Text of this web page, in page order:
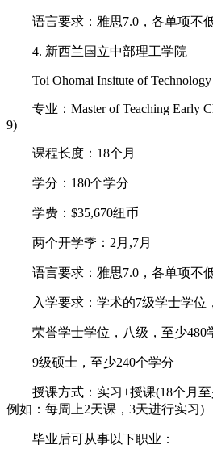
语言要求：雅思7.0，各单项不
4. 新西兰国立中部理工学院
Toi Ohomai Insitute of Technology
专业：Master of Teaching Early
9)
课程长度：18个月
学分：180个学分
学费：$35,670纽币
两个开学季：2月,7月
语言要求：雅思7.0，各单项不
入学要求：学术的7级学士学位
荣誉学士学位，八级，至少480
9级硕士，至少240个学分
授课方式：实习+授课(18个月至
例如：每周上2天课，3天进行实习)
毕业后可从事以下职业：